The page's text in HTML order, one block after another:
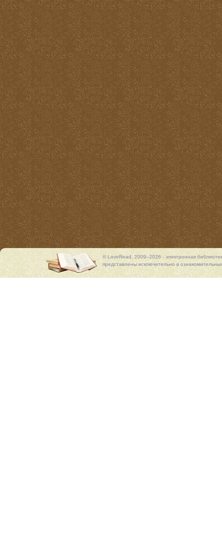
© LoveRead, 2009–2026 - электронная
представлены исключительно в